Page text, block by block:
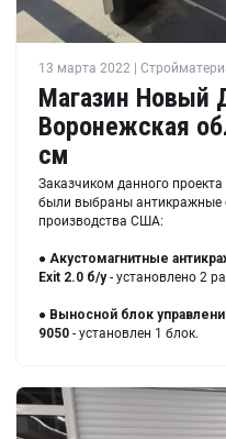
13 марта 2022 |
Магазин Новый
Воронежская
см
Заказчиком данного
были выбраны антикражные
производства США:
● Акустомагнитные
Exit 2.0 б/у- установлено 2
● Выносной блок
9050 - установлен 1 блок.